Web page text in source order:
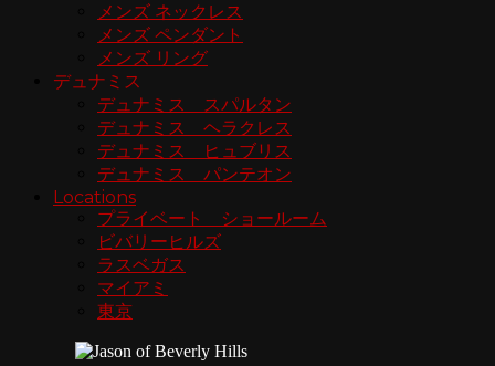
メンズ ネックレス
メンズ ペンダント
メンズ リング
デュナミス
デュナミス スパルタン
デュナミス ヘラクレス
デュナミス ヒュブリス
デュナミス パンテオン
Locations
プライベート ショールーム
ビバリーヒルズ
ラスベガス
マイアミ
東京